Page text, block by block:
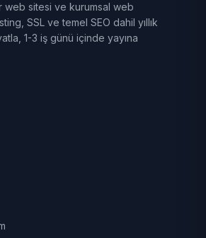
web sitesi ve kurumsal web
SSL ve temel SEO dahil yıllık
1-3 iş günü içinde yayına